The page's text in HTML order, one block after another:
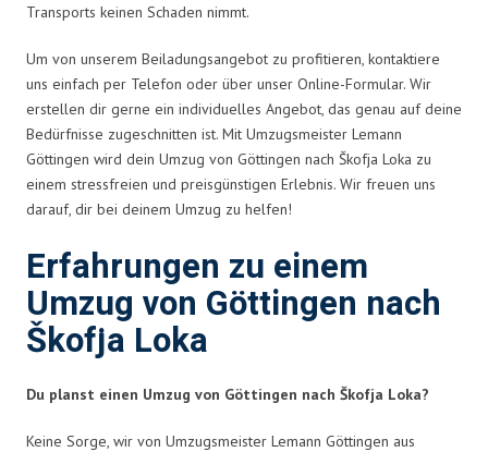
Transports keinen Schaden nimmt.
Um von unserem Beiladungsangebot zu profitieren, kontaktiere
uns einfach per Telefon oder über unser Online-Formular. Wir
erstellen dir gerne ein individuelles Angebot, das genau auf deine
Bedürfnisse zugeschnitten ist. Mit Umzugsmeister Lemann
Göttingen wird dein Umzug von Göttingen nach Škofja Loka zu
einem stressfreien und preisgünstigen Erlebnis. Wir freuen uns
darauf, dir bei deinem Umzug zu helfen!
Erfahrungen zu einem
Umzug von Göttingen nach
Škofja Loka
Du planst einen Umzug von Göttingen nach Škofja Loka?
Keine Sorge, wir von Umzugsmeister Lemann Göttingen aus